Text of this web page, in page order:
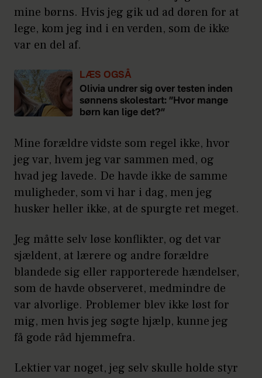
mine børns. Hvis jeg gik ud ad døren for at
lege, kom jeg ind i en verden, som de ikke
var en del af.
LÆS OGSÅ
Olivia undrer sig over testen inden
sønnens skolestart: ”Hvor mange
børn kan lige det?”
Mine forældre vidste som regel ikke, hvor
jeg var, hvem jeg var sammen med, og
hvad jeg lavede. De havde ikke de samme
muligheder, som vi har i dag, men jeg
husker heller ikke, at de spurgte ret meget.
Jeg måtte selv løse konflikter, og det var
sjældent, at lærere og andre forældre
blandede sig eller rapporterede hændelser,
som de havde observeret, medmindre de
var alvorlige. Problemer blev ikke løst for
mig, men hvis jeg søgte hjælp, kunne jeg
få gode råd hjemmefra.
Lektier var noget, jeg selv skulle holde styr